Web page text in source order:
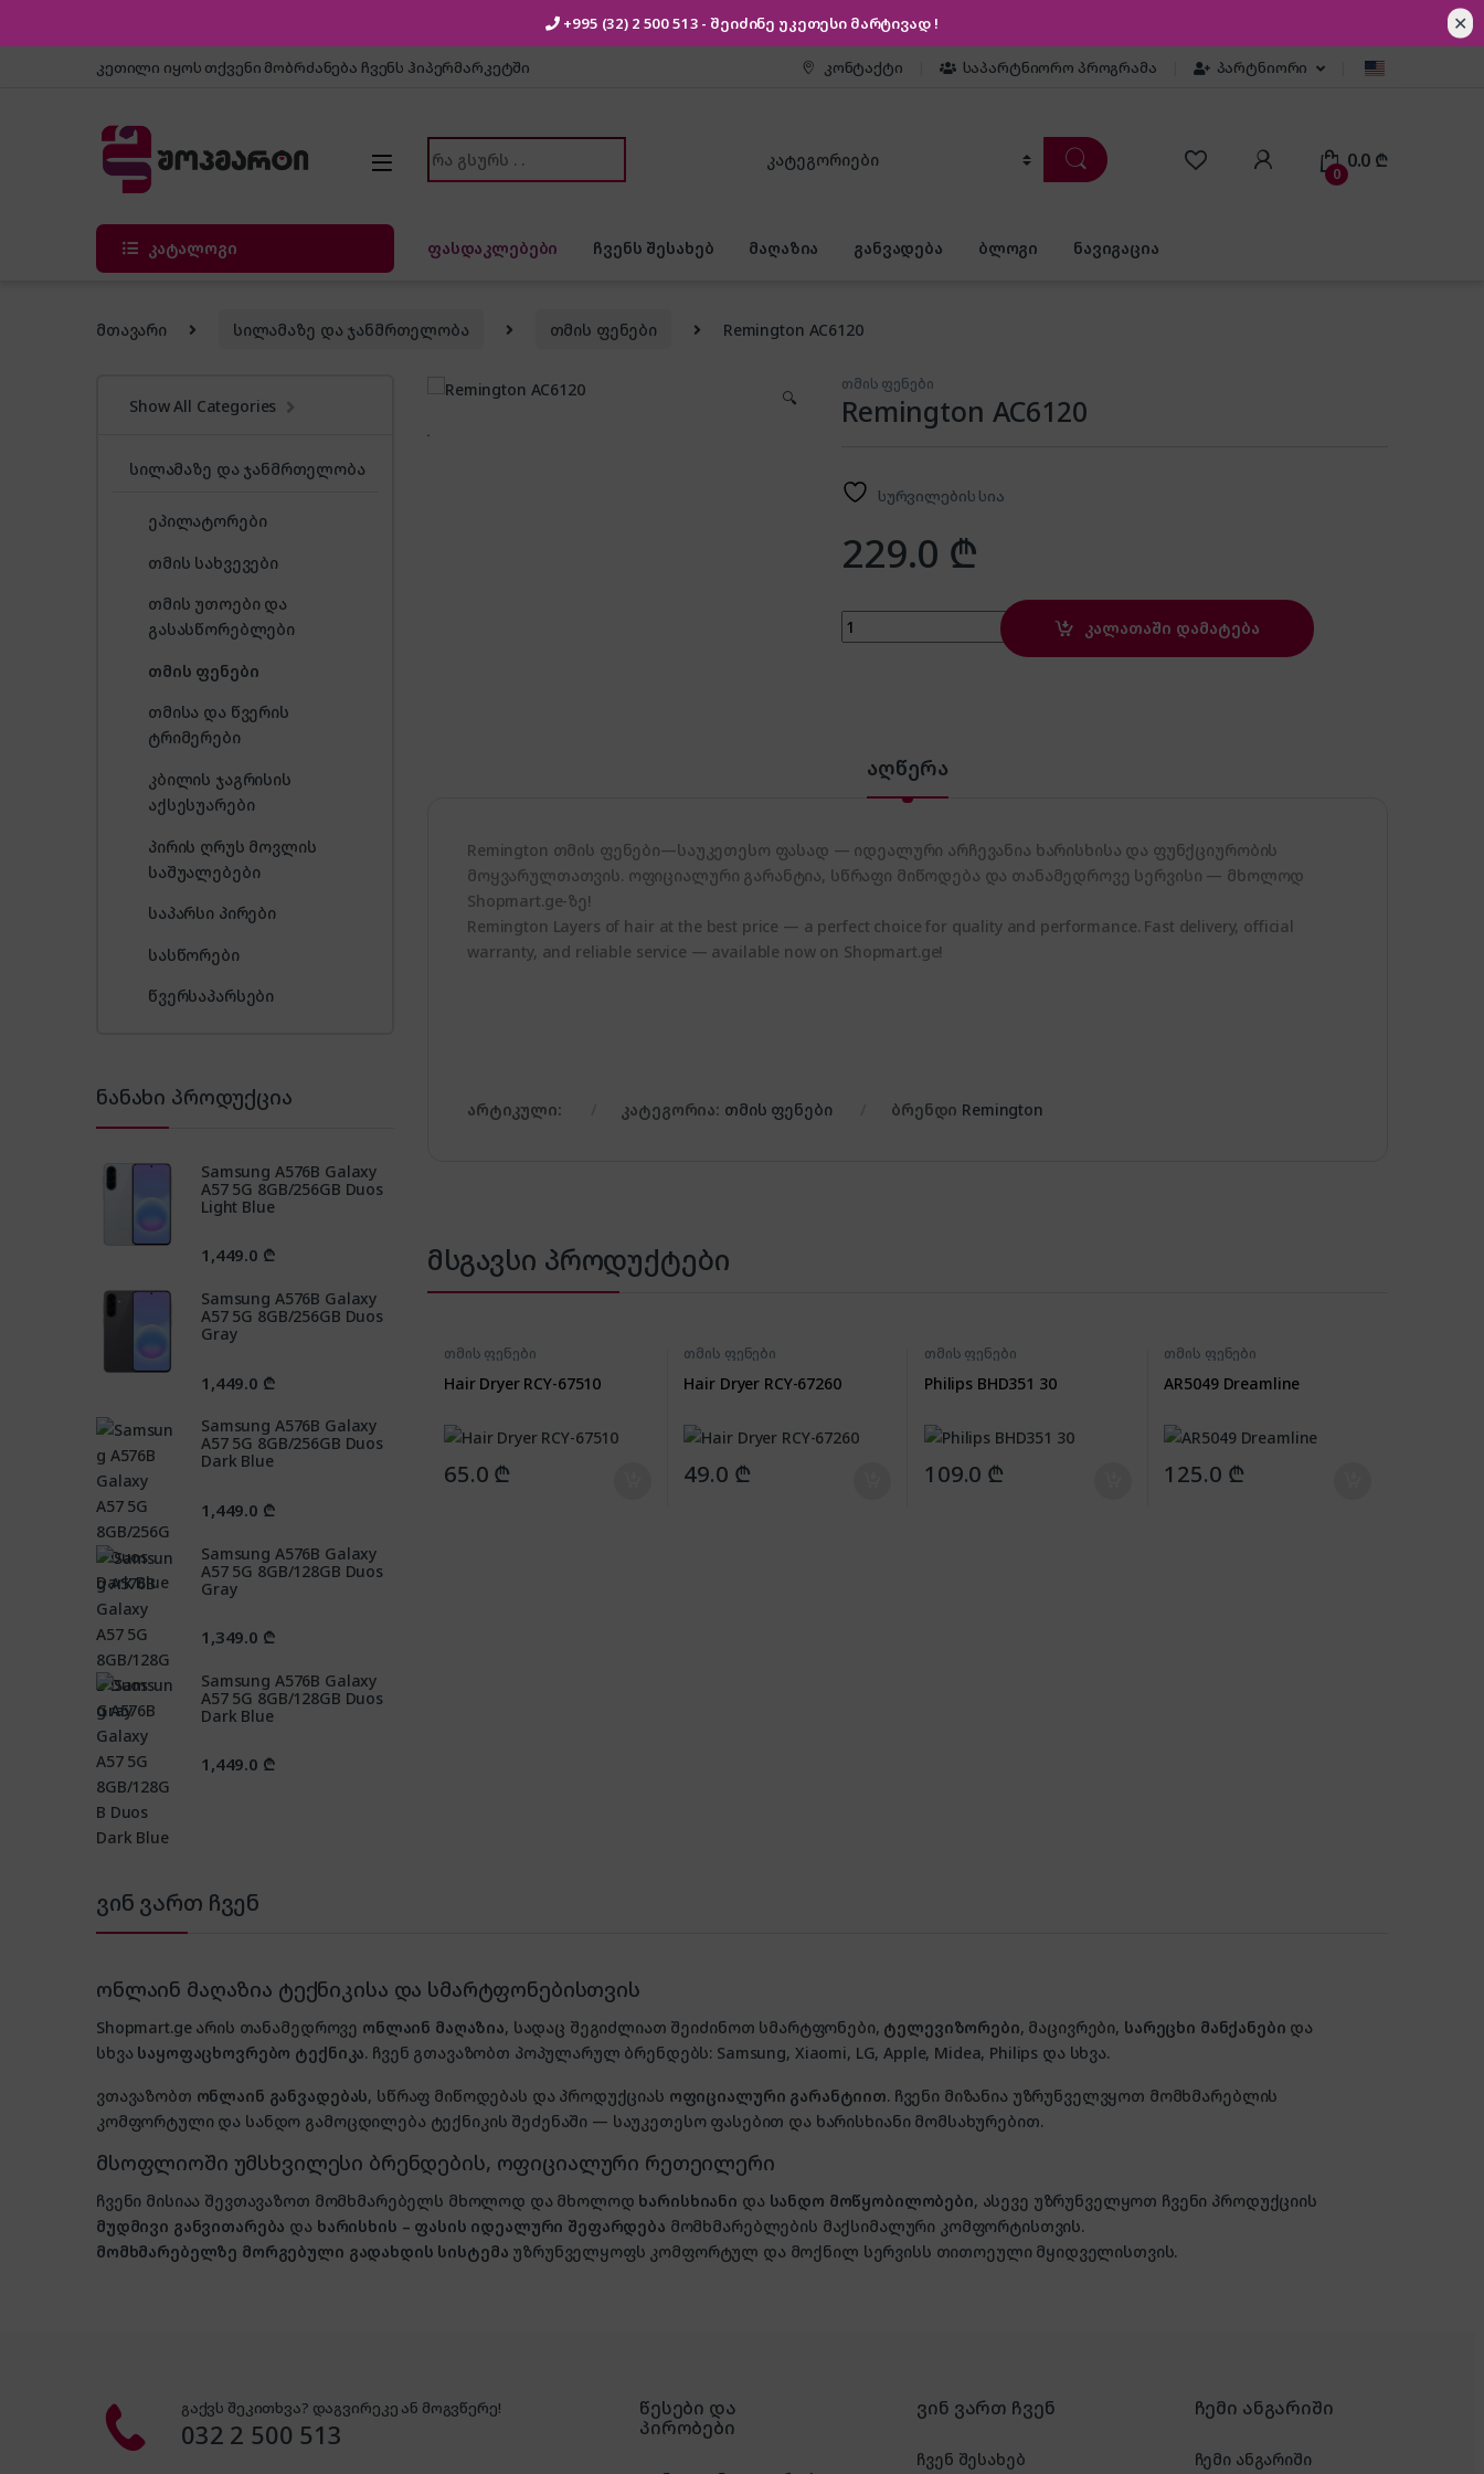
+995 (32) 2 500 513 - შეიძინე უკეთესი მარტივად ! ✕
კეთილი იყოს თქვენი მობრძანება ჩვენს ჰიპერმარკეტში კონტაქტი საპარტნიორო პროგრამა პარტნიორი
Search for:
0
0.0 ₾
კატალოგი ფასდაკლებები ჩვენს შესახებ მაღაზია განვადება ბლოგი ნავიგაცია
მთავარი სილამაზე და ჯანმრთელობა თმის ფენები Remington AC6120
🔍
თმის ფენები
Remington AC6120
სურვილების სია
229.0 ₾
Remington AC6120 quantity კალათაში დამატება
აღწერა
Remington თმის ფენები—საუკეთესო ფასად — იდეალური არჩევანია ხარისხისა და ფუნქციურობის
მოყვარულთათვის. ოფიციალური გარანტია, სწრაფი მიწოდება და თანამედროვე სერვისი — მხოლოდ
Shopmart.ge-ზე!
Remington Layers of hair at the best price — a perfect choice for quality and performance. Fast delivery, official
warranty, and reliable service — available now on Shopmart.ge!
არტიკული: კატეგორია: თმის ფენები ბრენდი Remington
მსგავსი პროდუქტები
თმის ფენები
Hair Dryer RCY-67510
65.0 ₾
თმის ფენები
Hair Dryer RCY-67260
49.0 ₾
თმის ფენები
Philips BHD351 30
109.0 ₾
თმის ფენები
AR5049 Dreamline
125.0 ₾
Show All Categories
სილამაზე და ჯანმრთელობა
ეპილატორები
თმის სახვევები
თმის უთოები და
გასასწორებლები
თმის ფენები
თმისა და წვერის
ტრიმერები
კბილის ჯაგრისის
აქსესუარები
პირის ღრუს მოვლის
საშუალებები
საპარსი პირები
სასწორები
წვერსაპარსები
ნანახი პროდუქცია
Samsung A576B Galaxy
A57 5G 8GB/256GB Duos
Light Blue
1,449.0 ₾
Samsung A576B Galaxy
A57 5G 8GB/256GB Duos
Gray
1,449.0 ₾
Samsung A576B Galaxy
A57 5G 8GB/256GB Duos
Dark Blue
1,449.0 ₾
Samsung A576B Galaxy
A57 5G 8GB/128GB Duos
Gray
1,349.0 ₾
Samsung A576B Galaxy
A57 5G 8GB/128GB Duos
Dark Blue
1,449.0 ₾
ვინ ვართ ჩვენ
ონლაინ მაღაზია ტექნიკისა და სმარტფონებისთვის
Shopmart.ge არის თანამედროვე ონლაინ მაღაზია, სადაც შეგიძლიათ შეიძინოთ სმარტფონები, ტელევიზორები, მაცივრები, სარეცხი მანქანები და
სხვა საყოფაცხოვრებო ტექნიკა. ჩვენ გთავაზობთ პოპულარულ ბრენდებს: Samsung, Xiaomi, LG, Apple, Midea, Philips და სხვა.
ვთავაზობთ ონლაინ განვადებას, სწრაფ მიწოდებას და პროდუქციას ოფიციალური გარანტიით. ჩვენი მიზანია უზრუნველვყოთ მომხმარებლის
კომფორტული და სანდო გამოცდილება ტექნიკის შეძენაში — საუკეთესო ფასებით და ხარისხიანი მომსახურებით.
მსოფლიოში უმსხვილესი ბრენდების, ოფიციალური რეთეილერი
ჩვენი მისიაა შევთავაზოთ მომხმარებელს მხოლოდ და მხოლოდ ხარისხიანი და სანდო მოწყობილობები, ასევე უზრუნველყოთ ჩვენი პროდუქციის
მუდმივი განვითარება და ხარისხის – ფასის იდეალური შეფარდება მომხმარებლების მაქსიმალური კომფორტისთვის.
მომხმარებელზე მორგებული გადახდის სისტემა უზრუნველყოფს კომფორტულ და მოქნილ სერვისს თითოეული მყიდველისთვის.
გაქვს შეკითხვა? დაგვირეკე ან მოგვწერე!
032 2 500 513
წესები და
პირობები
ვინ ვართ ჩვენ
ჩვენ შესახებ
ჩემი ანგარიში
ჩემი ანგარიში